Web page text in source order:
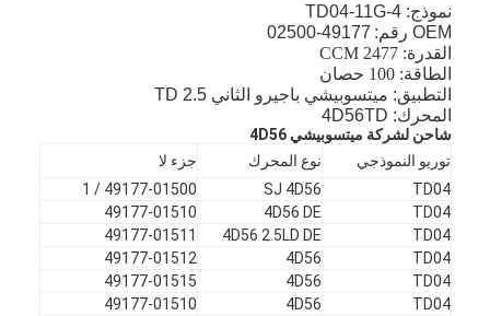
نموذج: TD04-11G-4
OEM رقم:
49177-02500
القدرة: 2477 CCM
الطاقة: 100 حصان
التطبيق: ميتسوبيشي باجيرو الثاني 2.5 TD
المحرك: 4D56TD
شاحن لشركة ميتسوبيشي 4D56
توربو النموذجي
نوع المحرك
جزء لا
TD04
SJ 4D56
49177-01500 / 1
TD04
4D56 DE
49177-01510
TD04
4D56 2.5LD DE
49177-01511
TD04
4D56
49177-01512
TD04
4D56
49177-01515
TD04
4D56
49177-01510